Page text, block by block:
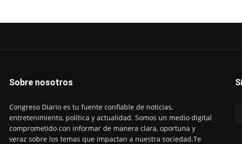
Sobre nosotros
Congreso Diario es tu fuente confiable de noticias,
entretenimiento, política y actualidad. Somos un medio digital
comprometido con informar de manera clara, oportuna y
veraz sobre los temas que impactan a nuestra sociedad.Te